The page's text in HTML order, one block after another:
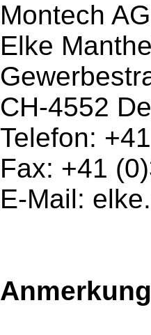
Montech AG
Elke
CH-4552
Telefon:
Fax: +41
E-Mail: